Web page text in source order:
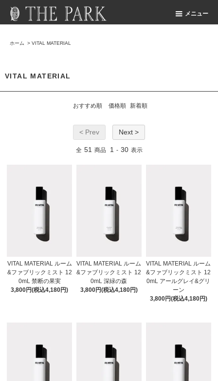
メニュー
ホーム > VITAL MATERIAL
VITAL MATERIAL
おすすめ順 価格順 新着順
< Prev Next >
全 51 商品 1 - 30 表示
VITAL MATERIAL ルーム
&ファブリックミスト 12
0mL 禁断の果実
3,800円(税込4,180円)
VITAL MATERIAL ルーム
&ファブリックミスト 12
0mL 深緑の森
3,800円(税込4,180円)
VITAL MATERIAL ルーム
&ファブリックミスト 12
0mL アールグレイ&グリ
ーン
3,800円(税込4,180円)